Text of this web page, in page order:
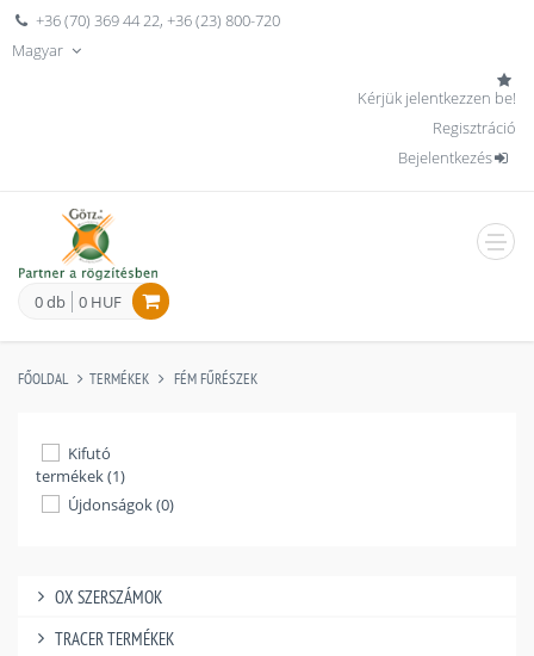
+36 (70) 369 44 22,+36 (23) 800-720
Magyar
Kérjük jelentkezzen be!
Regisztráció
Bejelentkezés
0 db 0 HUF
FŐOLDAL TERMÉKEK FÉM FŰRÉSZEK
Kifutó
termékek (1)
Újdonságok (0)
OX SZERSZÁMOK
TRACER TERMÉKEK